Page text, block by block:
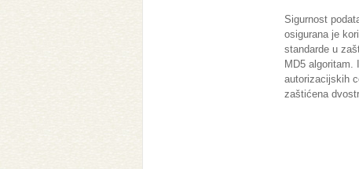
Sigurnost
osigurana je
standarde u
MD5 algoritam.
autorizacijskih
zaštićena